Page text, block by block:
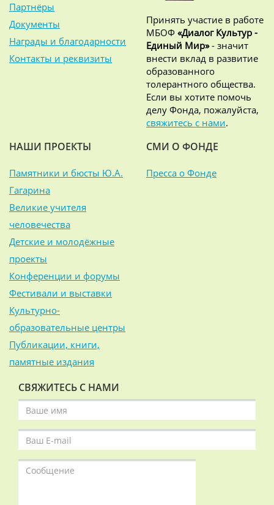
Партнёры
Документы
Награды и благодарности
Контакты и реквизиты
Принять участие в работе
МБОФ «Диалог Культур -
Единый Мир»- значит
внести вклад в развитие
образованного
толерантного общества.
Если вы хотите помочь
делу Фонда, пожалуйста,
свяжитесь с нами.
НАШИ ПРОЕКТЫ
Памятники и бюсты Ю.А.
Гагарина
Великие учителя
человечества
Детские и молодёжные
проекты
Конференции и форумы
Фестивали и выставки
Культурно-
образовательные центры
Публикации, книги,
памятные издания
СМИ О ФОНДЕ
Пресса о Фонде
СВЯЖИТЕСЬ С НАМИ